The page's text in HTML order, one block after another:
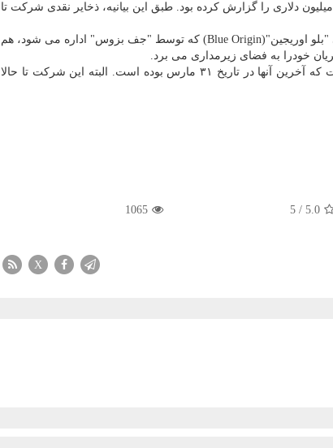
را گزارش کرد، در صورتیکه در سه ماهه اول سال ۲۰۲۱ زیان خالص ۱۳۰ میلیون دلاری را گزارش کرده بود. طبق این بیانیه، ذخایر نقدی شرکت تا
این تعویق در حالی رخ داده است که شرکت رقیب "ویرجین گلکتیک" یعنی "بلو اوریجین"(Blue Origin) که توسط "جف بزوس" اداره می شود، هم
"بلو اوریجین" تا به امروز چهار پرواز فضایی سرنشین دار انجام داده است که آخرین آنها در تاریخ ۳۱ مارس بوده است. البته این شرکت تا حالا
5.0
/
5
1065
X